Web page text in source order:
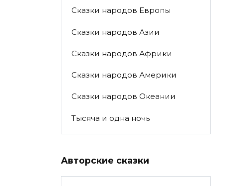
Сказки народов Европы
Сказки народов Азии
Сказки народов Африки
Сказки народов Америки
Сказки народов Океании
Тысяча и одна ночь
Авторские сказки